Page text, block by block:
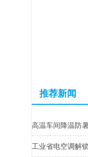
推荐新闻
高温车间降温防
工业省电空调解